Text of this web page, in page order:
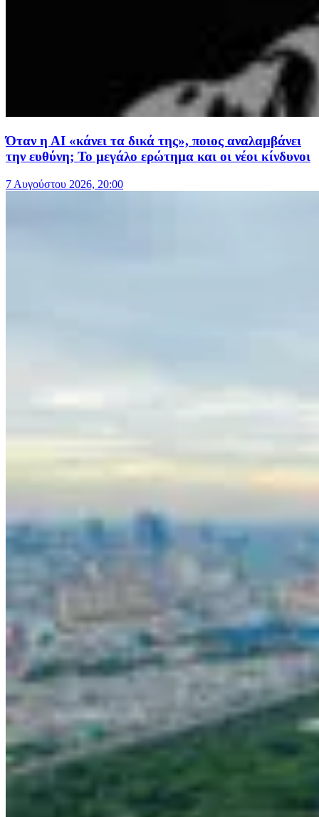
Όταν η ΑΙ «κάνει τα δικά της», ποιος αναλαμβάνει
την ευθύνη; Το μεγάλο ερώτημα και οι νέοι κίνδυνοι
7 Αυγούστου 2026, 20:00